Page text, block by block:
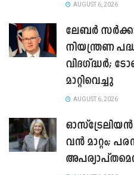
AUGUST 6, 2026
ലേബർ
നിയന്ത്രണ
വിദഗ്ദ്ധർ;
മാറ്റിവെച്ചു
AUGUST 6, 2026
വൻ മാറ്റം;